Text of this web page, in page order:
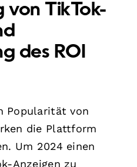
von TikTok-
des ROI
Popularität von
die Plattform
Um 2024 einen
Anzeigen zu